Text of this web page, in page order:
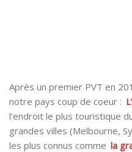
Après un premier PVT en
notre pays coup de coeur :
l’endroit le plus touristique
grandes villes (Melbourne,
les plus connus comme la